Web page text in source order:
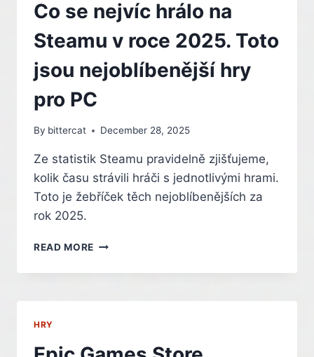
PORTY
ROKU
Co se nejvíc hrálo na
Steamu v roce 2025. Toto
jsou nejoblíbenější hry
pro PC
By bittercat December 28, 2025
Ze statistik Steamu pravidelně zjišťujeme,
kolik času strávili hráči s jednotlivými hrami.
Toto je žebříček těch nejoblíbenějších za
rok 2025.
READ MORE CO
NEJVÍC
HRY